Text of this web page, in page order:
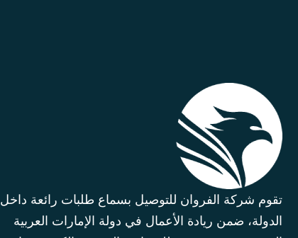
تقوم شركة الفروان للتوصيل بسماع طلبات رائعة داخل
الدولة، ضمن ريادة الأعمال في دولة الإمارات العربية